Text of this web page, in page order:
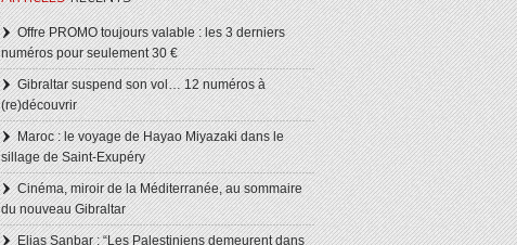
Offre PROMO toujours valable : les 3 derniers
numéros pour seulement 30 €
Gibraltar suspend son vol… 12 numéros à
(re)découvrir
Maroc : le voyage de Hayao Miyazaki dans le
sillage de Saint-Exupéry
Cinéma, miroir de la Méditerranée, au sommaire
du nouveau Gibraltar
Elias Sanbar : “Les Palestiniens demeurent dans